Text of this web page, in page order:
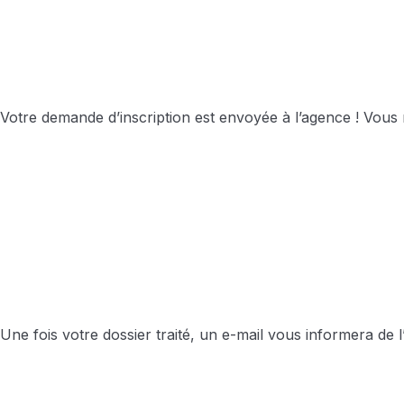
Votre demande d’inscription est envoyée à l’agence !
Une fois votre dossier traité, un e-mail vous informera de